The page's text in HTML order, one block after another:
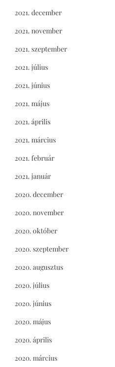
2021. december
2021. november
2021. szeptember
2021. július
2021. június
2021. május
2021. április
2021. március
2021. február
2021. január
2020. december
2020. november
2020. október
2020. szeptember
2020. augusztus
2020. július
2020. június
2020. május
2020. április
2020. március